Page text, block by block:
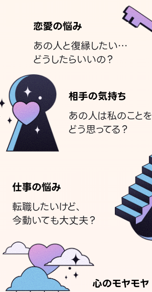
恋愛の悩み
あの人と復縁したい…
どうしたらいいの？
相手の気持ち
あの人は私のことを
どう思ってる？
仕事の悩み
転職したいけど、
今動いても大丈夫？
心のモヤモヤ